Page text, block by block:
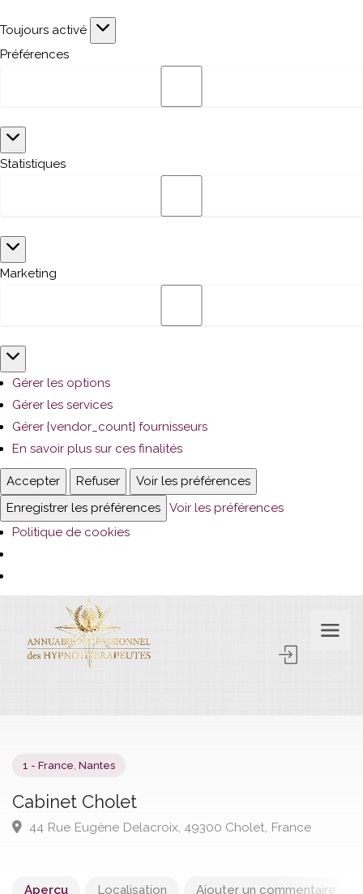
Fonctionnel
Toujours activé
Préférences
Préférences
Statistiques
Statistiques
Marketing
Marketing
Gérer les options
Gérer les services
Gérer {vendor_count} fournisseurs
En savoir plus sur ces finalités
Accepter Refuser
Voir les préférences
Enregistrer les préférences
Voir les préférences
Politique de cookies
Aperçu Localisation Ajouter un commentaire